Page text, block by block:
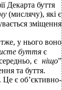
Декарта буття
(мислячу), які є
зміщення
у нього воно
буття є
є ніщо”
та буття.
. Це є об’єктивно-